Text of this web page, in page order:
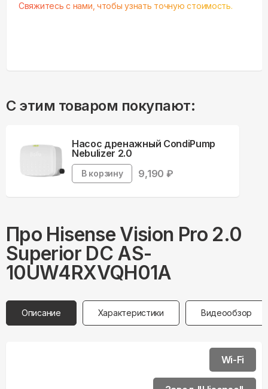
Свяжитесь с нами, чтобы узнать точную стоимость.
С этим товаром покупают:
Насос дренажный CondiPump
Nebulizer 2.0
В корзину 9,190 ₽
Про Hisense Vision Pro 2.0
Superior DC AS-
10UW4RXVQH01A
Описание Характеристики Видеообзор
Wi-Fi